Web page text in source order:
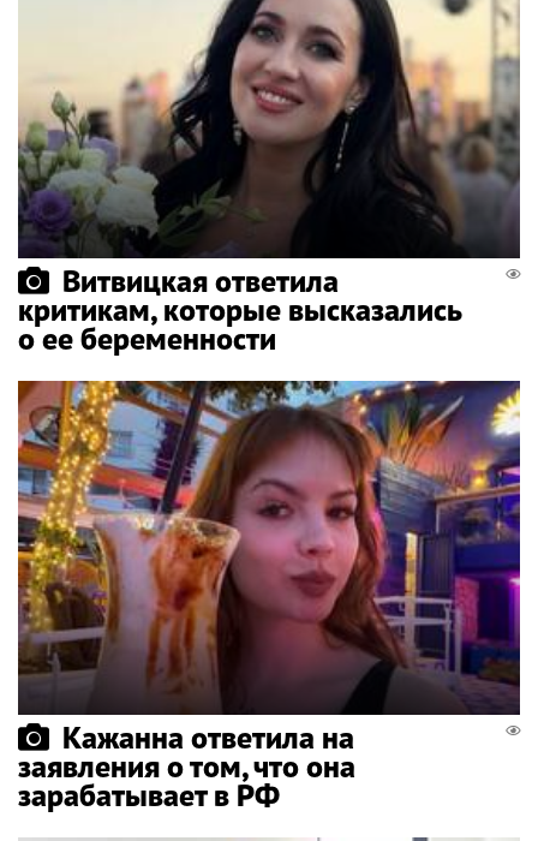
Витвицкая ответила
критикам, которые высказались
о ее беременности
Кажанна ответила на
заявления о том, что она
зарабатывает в РФ